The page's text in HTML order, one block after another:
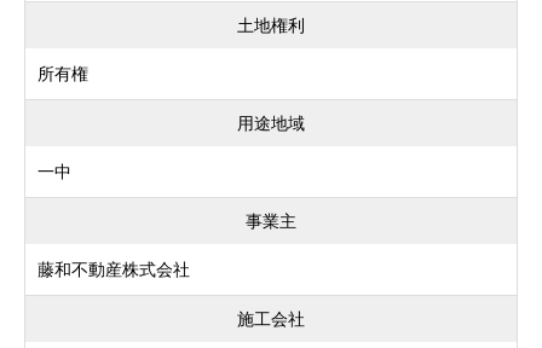
土地権利
所有権
用途地域
一中
事業主
藤和不動産株式会社
施工会社